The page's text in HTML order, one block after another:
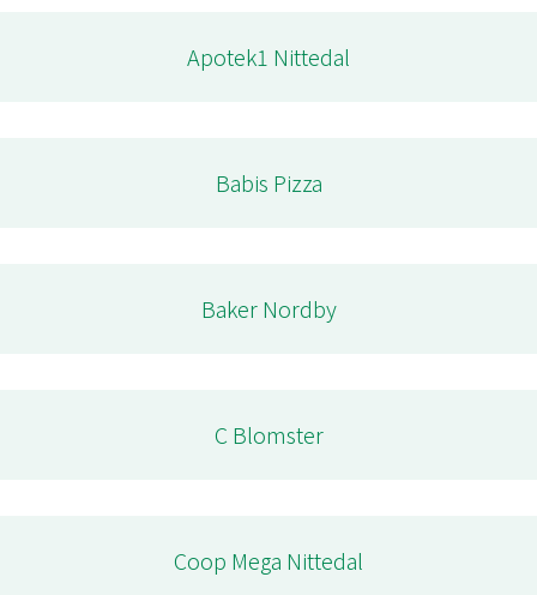
Apotek1 Nittedal
Babis Pizza
Baker Nordby
C Blomster
Coop Mega Nittedal